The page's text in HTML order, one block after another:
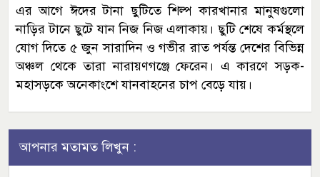
এর আগে ঈদের টানা ছুটিতে শিল্প কারখানার মানুষগুলো
নাড়ির টানে ছুটে যান নিজ নিজ এলাকায়। ছুটি শেষে কর্মস্থলে
যোগ দিতে ৫ জুন সারাদিন ও গভীর রাত পর্যন্ত দেশের বিভিন্ন
অঞ্চল থেকে তারা নারায়ণগঞ্জে ফেরেন। এ কারণে সড়ক-
মহাসড়কে অনেকাংশে যানবাহনের চাপ বেড়ে যায়।
আপনার মতামত লিখুন :